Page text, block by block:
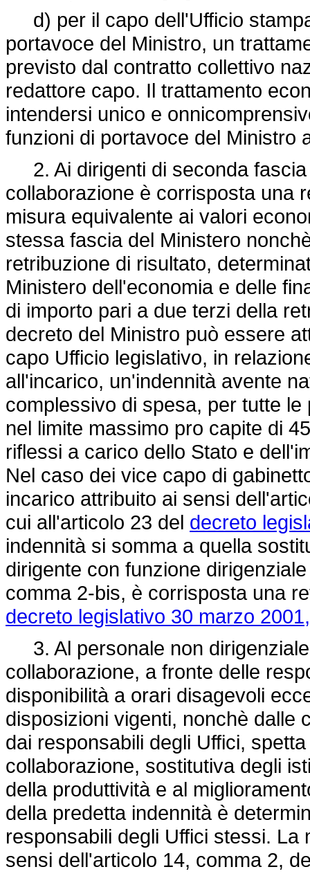
d) per il capo dell'Ufficio
portavoce del Ministro, un
previsto dal contratto collettivo
redattore capo. Il trattamento
intendersi unico e
funzioni di portavoce del Ministro
2. Ai dirigenti di seconda fascia
collaborazione è corrisposta una
misura equivalente ai valori
stessa fascia del Ministero
retribuzione di risultato,
Ministero dell'economia e delle
di importo pari a due terzi della
decreto del Ministro può essere
capo Ufficio legislativo, in
all'incarico, un'indennità avente
complessivo di spesa, per tutte
nel limite massimo pro capite di
riflessi a carico dello Stato e
Nel caso dei vice capo di
incarico attribuito ai sensi
cui all'articolo 23 del decreto
indennità si somma a quella
dirigente con funzione
comma 2-bis, è corrisposta una
decreto legislativo 30 marzo
3. Al personale non
collaborazione, a fronte delle
disponibilità a orari disagevoli
disposizioni vigenti, nonchè dalle
dai responsabili degli Uffici,
collaborazione, sostitutiva degli
della produttività e al
della predetta indennità è
responsabili degli Uffici stessi.
sensi dell'articolo 14, comma 2,